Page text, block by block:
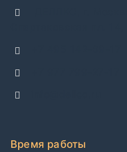
Время работы